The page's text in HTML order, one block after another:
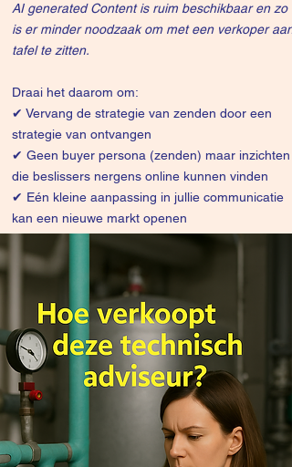
AI generated Content is ruim beschikbaar en zo
is er minder noodzaak om met een verkoper aan
tafel te zitten.
Draai het daarom om:
✔ Vervang de strategie van zenden door een
strategie van ontvangen
✔ Geen buyer persona (zenden) maar inzichten
die beslissers nergens online kunnen vinden
✔ Eén kleine aanpassing in jullie communicatie
kan een nieuwe markt openen